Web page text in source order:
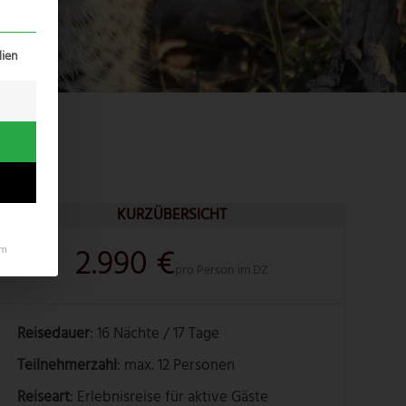
KURZÜBERSICHT
2.990 €pro Person im DZ
Reisedauer: 16 Nächte / 17 Tage
Teilnehmerzahl: max. 12 Personen
Reiseart: Erlebnisreise für aktive Gäste
werden kann. Die erste Service-Gruppe ist essenziell